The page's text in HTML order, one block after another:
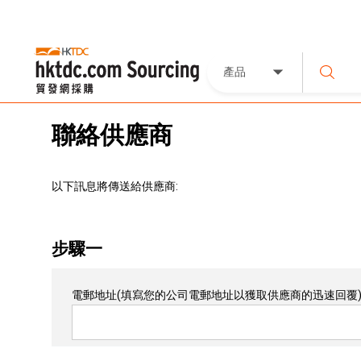
產品
聯絡供應商
以下訊息將傳送給供應商:
步驟一
電郵地址(填寫您的公司電郵地址以獲取供應商的迅速回覆)